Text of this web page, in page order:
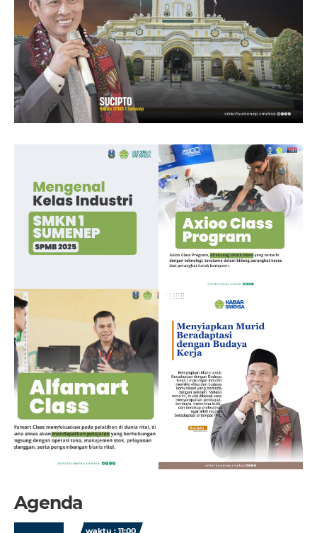
Agenda
waktu : 11:00